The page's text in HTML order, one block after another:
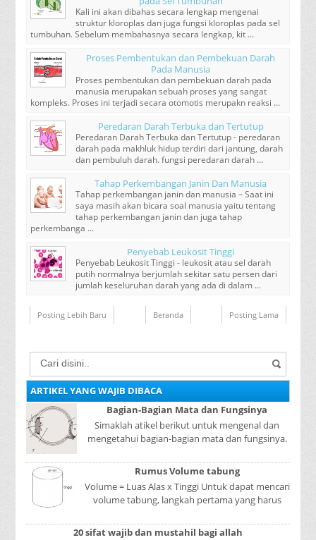
Kali ini akan dibahas secara lengkap mengenai
struktur kloroplas dan juga fungsi kloroplas pada sel
tumbuhan. Sebelum membahasnya secara lengkap, kit ...
Proses Pembentukan dan Pembekuan Darah
Pada Manusia
Proses pembentukan dan pembekuan darah pada
manusia merupakan sebuah proses yang sangat
kompleks. Proses ini terjadi secara otomotis merupakn reaksi ...
Peredaran Darah Terbuka dan Tertutup
Peredaran Darah Terbuka dan Tertutup - peredaran
darah pada makhluk hidup terdiri dari jantung, darah
dan pembuluh darah. fungsi peredaran darah ...
Tahap Perkembangan Janin Dan Manusia
Tahap perkembangan janin dan manusia – Saat ini
saya masih akan bicara soal manusia yaitu tentang
tahap perkembangan janin dan juga tahap
perkembanga ...
Penyebab Leukosit Tinggi
Penyebab Leukosit Tinggi - leukosit atau sel darah
putih normalnya berjumlah sekitar satu persen dari
jumlah keseluruhan darah yang ada di dalam ...
Posting Lebih Baru Posting Lama
Beranda
ARTIKEL YANG WAJIB DIBACA
Bagian-Bagian Mata dan Fungsinya
Simaklah atikel berikut untuk mengenal dan
mengetahui bagian-bagian mata dan fungsinya.
mer...
Rumus Volume tabung
Volume = Luas Alas x Tinggi Untuk dapat mencari
volume tabung, langkah pertama yang harus
tabun...
20 sifat wajib dan mustahil bagi allah